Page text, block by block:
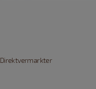
Direktvermarkter